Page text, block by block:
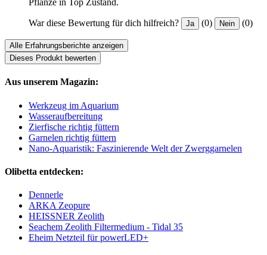
Pflanze in Top Zustand.
War diese Bewertung für dich hilfreich? Ja (0) Nein (0)
Alle Erfahrungsberichte anzeigen
Dieses Produkt bewerten
Aus unserem Magazin:
Werkzeug im Aquarium
Wasseraufbereitung
Zierfische richtig füttern
Garnelen richtig füttern
Nano-Aquaristik: Faszinierende Welt der Zwerggarnelen
Olibetta entdecken:
Dennerle
ARKA Zeopure
HEISSNER Zeolith
Seachem Zeolith Filtermedium - Tidal 35
Eheim Netzteil für powerLED+